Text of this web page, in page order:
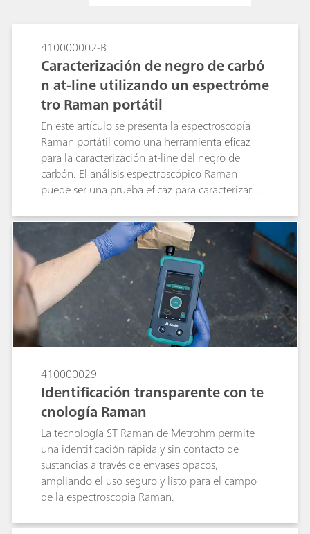
410000002-B
Caracterización de negro de carbó
n at-line utilizando un espectróme
tro Raman portátil
En este artículo se presenta la espectroscopía
Raman portátil como una herramienta eficaz
para la caracterización at-line del negro de
carbón. El análisis espectroscópico Raman
puede ser una prueba eficaz para caracterizar el
410000029
Identificación transparente con te
cnología Raman
La tecnología ST Raman de Metrohm permite
una identificación rápida y sin contacto de
sustancias a través de envases opacos,
ampliando el uso seguro y listo para el campo
de la espectroscopia Raman.